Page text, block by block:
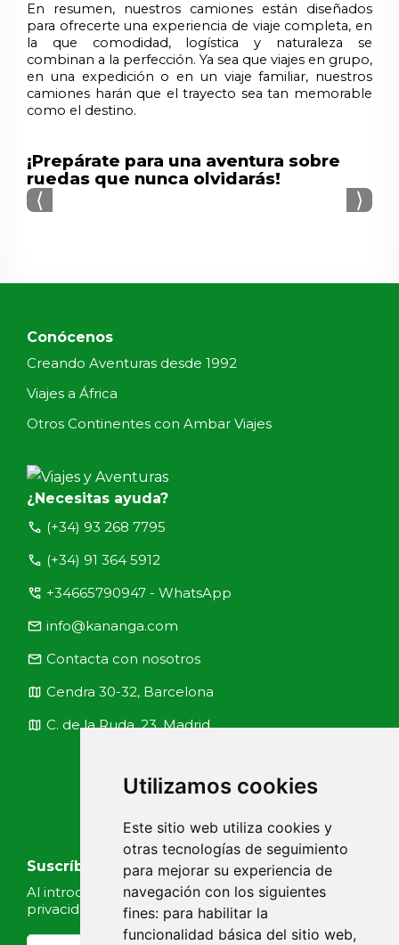
Utilizamos cookies
Este sitio web utiliza cookies y
otras tecnologías de seguimiento
para mejorar su experiencia de
navegación con los siguientes
fines: para habilitar la
funcionalidad básica del sitio web,
⟨ ⟩
En resumen, nuestros camiones están diseñados
para ofrecerte una experiencia de viaje completa, en
la que comodidad, logística y naturaleza se
combinan a la perfección. Ya sea que viajes en grupo,
en una expedición o en un viaje familiar, nuestros
camiones harán que el trayecto sea tan memorable
como el destino.
¡Prepárate para una aventura sobre
ruedas que nunca olvidarás!
Conócenos
Creando Aventuras desde 1992
Viajes a África
Otros Continentes con Ambar Viajes
¿Necesitas ayuda?
call (+34) 93 268 7795
call (+34) 91 364 5912
perm_phone_msg +34665790947 - WhatsApp
email info@kananga.com
email Contacta con nosotros
map Cendra 30-32, Barcelona
map C. de la Ruda, 23, Madrid
Suscríbete a nuestras noticias
Al introducir tu email, aceptas nuestraPolítica de
privacidad